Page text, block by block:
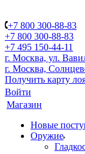
+7 800 300-88-83
+7 800 300-88-83
+7 495 150-44-11
г. Москва, ул.
г. Москва,
Получить карту
Войти
Магазин
Новые
Оружие